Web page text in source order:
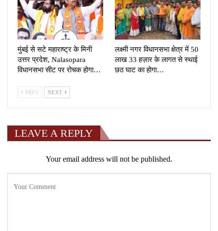
मुंबई से सटे महाराष्ट्र के मिनी
उत्तर प्रदेश, Nalasopara
विधानसभा सीट पर रोचक होगा…
लक्ष्मी नगर विधानसभा क्षेत्र में 50
लाख 33 हज़ार के लागत से स्थाई
छठ घाट का होगा…
PREV NEXT
LEAVE A REPLY
Your email address will not be published.